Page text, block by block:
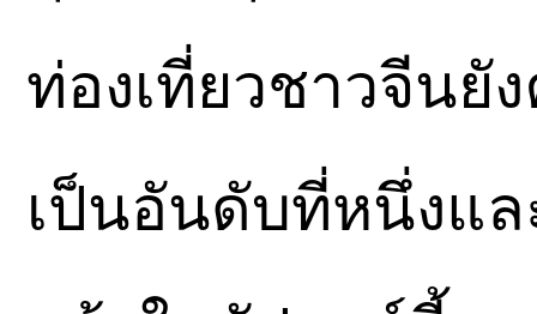
ท่องเที่ยวชาวจีนยั
เป็นอันดับที่หนึ่งแ